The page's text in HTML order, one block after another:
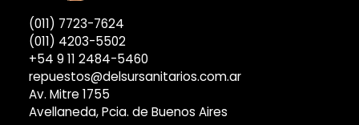
(011) 7723-7624
(011) 4203-5502
+54 9 11 2484-5460
repuestos@delsursanitarios.com.ar
Av. Mitre 1755
Avellaneda, Pcia. de Buenos Aires